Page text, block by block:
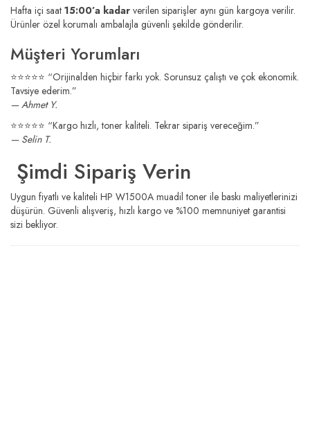
Hafta içi saat 15:00’a kadar verilen siparişler aynı gün kargoya verilir.
Ürünler özel korumalı ambalajla güvenli şekilde gönderilir.
Müşteri Yorumları
⭐️⭐️⭐️⭐️⭐️ “Orijinalden hiçbir farkı yok. Sorunsuz çalıştı ve çok ekonomik.
Tavsiye ederim.”
— Ahmet Y.
⭐️⭐️⭐️⭐️⭐️ “Kargo hızlı, toner kaliteli. Tekrar sipariş vereceğim.”
— Selin T.
Şimdi Sipariş Verin
Uygun fiyatlı ve kaliteli HP W1500A muadil toner ile baskı maliyetlerinizi
düşürün. Güvenli alışveriş, hızlı kargo ve %100 memnuniyet garantisi
sizi bekliyor.